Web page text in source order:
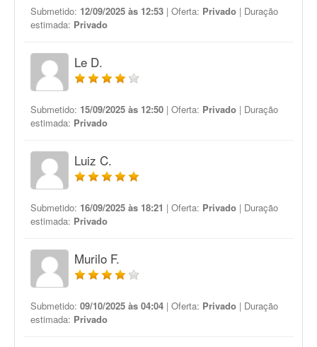
Submetido: 12/09/2025 às 12:53 | Oferta: Privado | Duração
estimada: Privado
Le D.
Submetido: 15/09/2025 às 12:50 | Oferta: Privado | Duração
estimada: Privado
Luiz C.
Submetido: 16/09/2025 às 18:21 | Oferta: Privado | Duração
estimada: Privado
Murilo F.
Submetido: 09/10/2025 às 04:04 | Oferta: Privado | Duração
estimada: Privado